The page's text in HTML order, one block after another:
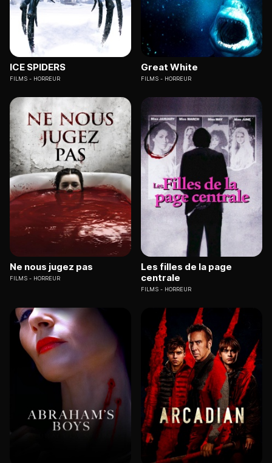
ICE SPIDERS
FILMS HORREUR
Great White
FILMS HORREUR
Ne nous jugez pas
FILMS HORREUR
Les filles de la page
centrale
FILMS HORREUR